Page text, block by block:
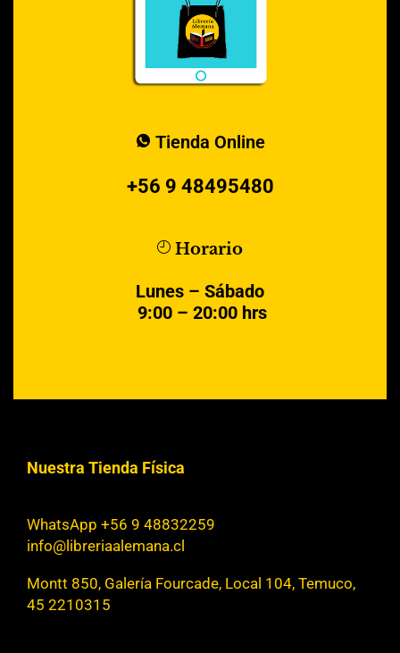
Tienda Online
+56 9 48495480
Horario
Lunes – Sábado
9:00 – 20:00 hrs
Nuestra Tienda Física
WhatsApp +56 9 48832259
info@libreriaalemana.cl
Montt 850, Galería Fourcade, Local 104, Temuco,
45 2210315